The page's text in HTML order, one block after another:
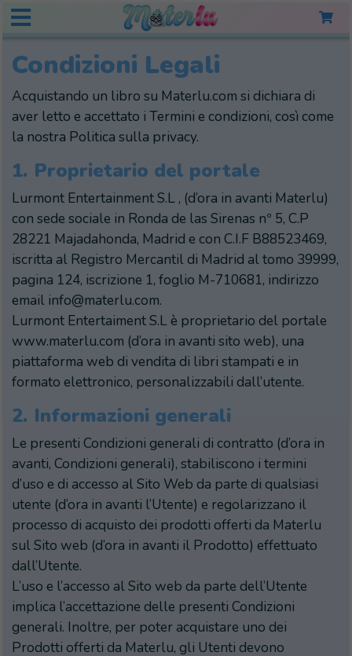
Condizioni Legali
Acquistando un libro su Materlu.com si dichiara di
aver letto e accettato i Termini e condizioni, così come
la nostra Politica sulla privacy.
1. Proprietario del portale
Lurmont Entertainment S.L , (d’ora in avanti Materlu)
con sede sociale in Ronda de las Sirenas nº 5, C.P
28221 Majadahonda, Madrid e con C.I.F B88523469,
iscritta al Registro Mercantil di Madrid al tomo 39999,
pagina 124, iscrizione 1, foglio M-710681, indirizzo
email info@materlu.com.
Lurmont Entertaiment S.L è proprietario del portale
www.materlu.com (d’ora in avanti sito web), una
piattaforma web di vendita di libri stampati e in
formato elettronico, personalizzabili dall’utente.
2. Informazioni generali
Le presenti Condizioni generali di contratto (d’ora in
avanti, Condizioni generali), stabiliscono i termini
d’uso e di accesso al Sito Web da parte di qualsiasi
utente (d’ora in avanti l’Utente) e regolarizzano il
processo di acquisto dei prodotti offerti da Materlu
sul Sito web (d’ora in avanti il Prodotto) effettuato
dall’Utente.
L’uso e l’accesso al Sito web da parte dell’Utente
implica l’accettazione delle presenti Condizioni
generali. Inoltre, per poter acquistare uno dei
Prodotti offerti da Materlu, gli Utenti devono